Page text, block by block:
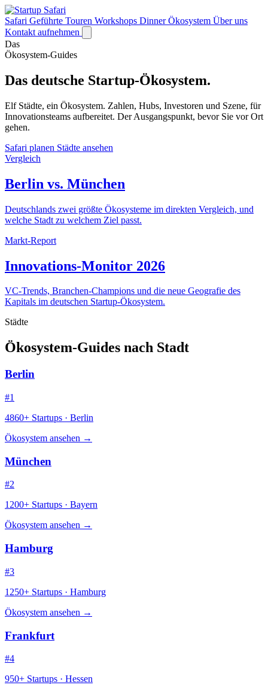
Safari Geführte Touren Workshops DinnerÖkosystem Über uns
Kontakt aufnehmen
Das
Ökosystem-Guides
Das deutsche Startup-Ökosystem.
Elf Städte, ein Ökosystem. Zahlen, Hubs, Investoren und Szene, für
Innovationsteams aufbereitet. Der Ausgangspunkt, bevor Sie vor Ort
gehen.
Safari planen Städte ansehen
Vergleich
Berlin vs. München
Deutschlands zwei größte Ökosysteme im direkten Vergleich, und
welche Stadt zu welchem Ziel passt.
Markt-Report
Innovations-Monitor 2026
VC-Trends, Branchen-Champions und die neue Geografie des
Kapitals im deutschen Startup-Ökosystem.
Städte
Ökosystem-Guides nach Stadt
Berlin
#1
4860+ Startups · Berlin
Ökosystem ansehen →
München
#2
1200+ Startups · Bayern
Ökosystem ansehen →
Hamburg
#3
1250+ Startups · Hamburg
Ökosystem ansehen →
Frankfurt
#4
950+ Startups · Hessen